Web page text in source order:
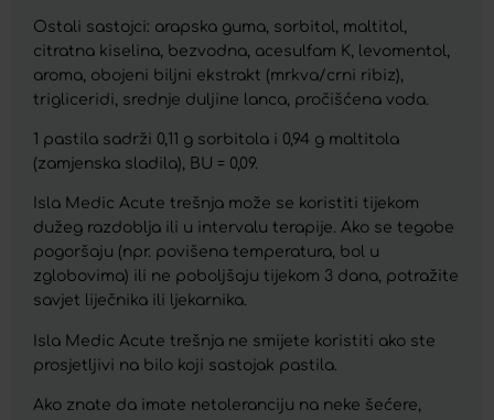
Ostali sastojci: arapska guma, sorbitol, maltitol,
citratna kiselina, bezvodna, acesulfam K, levomentol,
aroma, obojeni biljni ekstrakt (mrkva/crni ribiz),
trigliceridi, srednje duljine lanca, pročišćena voda.
1 pastila sadrži 0,11 g sorbitola i 0,94 g maltitola
(zamjenska sladila), BU = 0,09.
Isla Medic Acute trešnja može se koristiti tijekom
dužeg razdoblja ili u intervalu terapije. Ako se tegobe
pogoršaju (npr. povišena temperatura, bol u
zglobovima) ili ne poboljšaju tijekom 3 dana, potražite
savjet liječnika ili ljekarnika.
Isla Medic Acute trešnja ne smijete koristiti ako ste
prosjetljivi na bilo koji sastojak pastila.
Ako znate da imate netoleranciju na neke šećere,